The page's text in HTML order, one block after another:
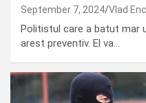
September 7, 2024 Vlad
Politistul care a batut mar
arest preventiv. El va…